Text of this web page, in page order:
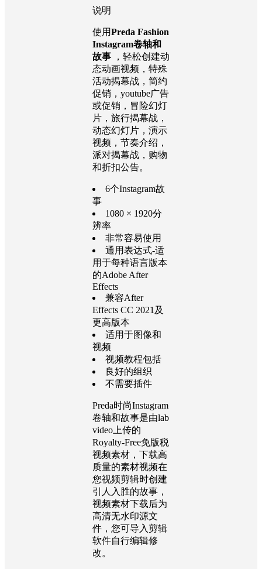
说明
使用Preda Fashion
Instagram卷轴和
故事 ，轻松创建动
态动画视频，特殊
活动揭幕战，简约
促销，youtube广告
或促销，冒险幻灯
片，旅行揭幕战，
动态幻灯片，演示
视频，节奏介绍，
派对揭幕战，购物
和折扣公告。
6个Instagram故
事
1080 × 1920分
辨率
非常容易使用
通用表达式-适
用于每种语言版本
的Adobe After
Effects
兼容After
Effects CC 2021及
更高版本
适用于图像和
视频
视频教程包括
良好的组织
不需要插件
Preda时尚Instagram
卷轴和故事是由lab
video上传的
Royalty-Free免版税
视频素材，下载高
质量的素材视频在
您视频剪辑时创建
引人入胜的故事，
视频素材下载后为
高清无水印源文
件，您可导入剪辑
软件自行编辑修
改。